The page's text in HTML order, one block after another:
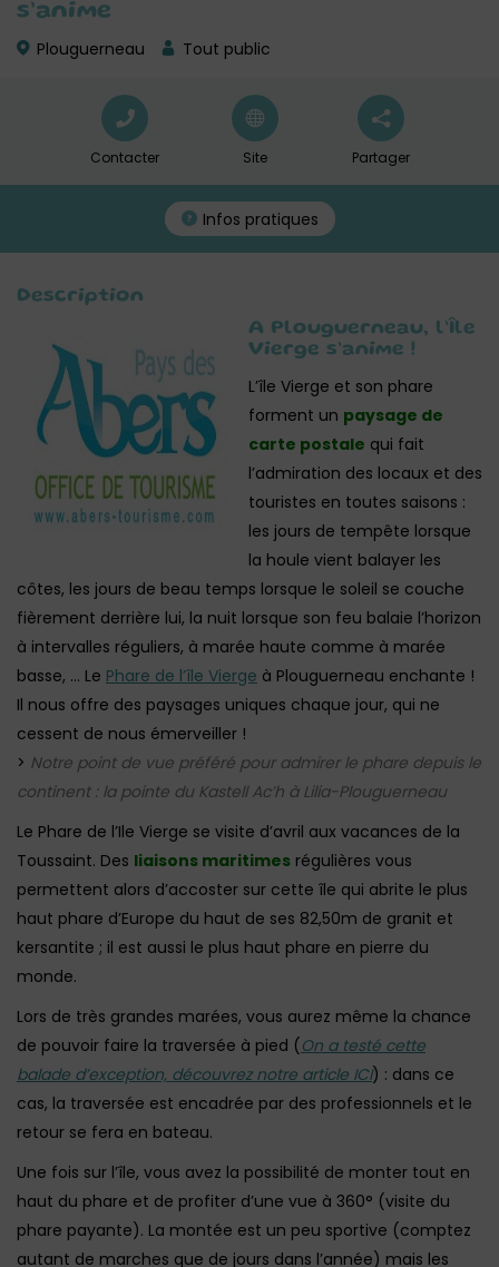
s’anime
Plouguerneau Tout public
Contacter Site Partager
Infos pratiques
Description
A Plouguerneau, l’Île
Vierge s’anime !
L’île Vierge et son phare
forment un paysage de
carte postale qui fait
l’admiration des locaux et des
touristes en toutes saisons :
les jours de tempête lorsque
la houle vient balayer les
côtes, les jours de beau temps lorsque le soleil se couche
fièrement derrière lui, la nuit lorsque son feu balaie l’horizon
à intervalles réguliers, à marée haute comme à marée
basse, … Le Phare de l’île Vierge à Plouguerneau enchante !
Il nous offre des paysages uniques chaque jour, qui ne
cessent de nous émerveiller !
> Notre point de vue préféré pour admirer le phare depuis le
continent : la pointe du Kastell Ac’h à Lilia-Plouguerneau
Le Phare de l’Ile Vierge se visite d’avril aux vacances de la
Toussaint. Des liaisons maritimes régulières vous
permettent alors d’accoster sur cette île qui abrite le plus
haut phare d’Europe du haut de ses 82,50m de granit et
kersantite ; il est aussi le plus haut phare en pierre du
monde.
Lors de très grandes marées, vous aurez même la chance
de pouvoir faire la traversée à pied ( On a testé cette
balade d’exception, découvrez notre article ICI) : dans ce
cas, la traversée est encadrée par des professionnels et le
retour se fera en bateau.
Une fois sur l’île, vous avez la possibilité de monter tout en
haut du phare et de profiter d’une vue à 360° (visite du
phare payante). La montée est un peu sportive (comptez
autant de marches que de jours dans l’année) mais les